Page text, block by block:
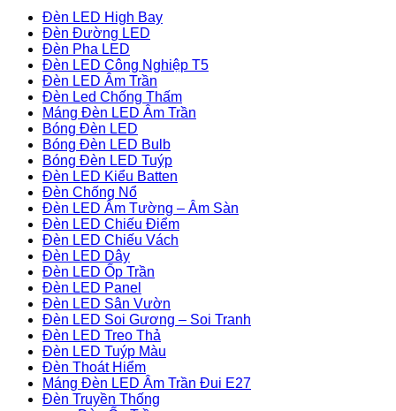
Đèn LED High Bay
Đèn Đường LED
Đèn Pha LED
Đèn LED Công Nghiệp T5
Đèn LED Âm Trần
Đèn Led Chống Thấm
Máng Đèn LED Âm Trần
Bóng Đèn LED
Bóng Đèn LED Bulb
Bóng Đèn LED Tuýp
Đèn LED Kiểu Batten
Đèn Chống Nổ
Đèn LED Âm Tường – Âm Sàn
Đèn LED Chiếu Điểm
Đèn LED Chiếu Vách
Đèn LED Dây
Đèn LED Ốp Trần
Đèn LED Panel
Đèn LED Sân Vườn
Đèn LED Soi Gương – Soi Tranh
Đèn LED Treo Thả
Đèn LED Tuýp Màu
Đèn Thoát Hiểm
Máng Đèn LED Âm Trần Đui E27
Đèn Truyền Thống